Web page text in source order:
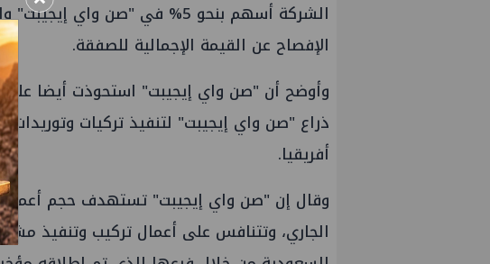
الشركة أسهم بنحو 5% في "صن
الإفصاح عن القيمة الإجمالية للصفقة.
وأوضح أن "صن واي إيجيبت" استحوذت أيضا على
ذراع "صن واي إيجيبت" لتنفيذ تركيات
أفريقيا.
الجاري، وتتنافس على أعمال تركيب وتنفيذ